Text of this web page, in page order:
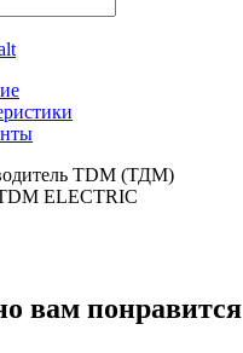
TDM (ТДМ)
ELECTRIC
вам понравится